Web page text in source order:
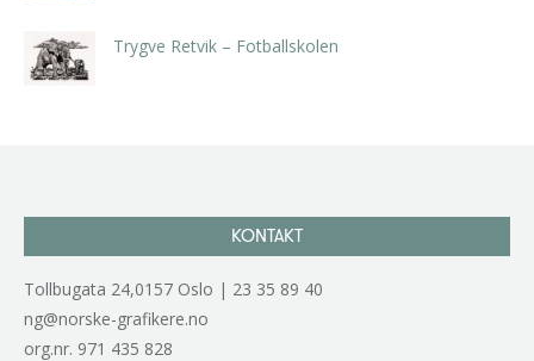
Trygve Retvik – Fotballskolen
KONTAKT
Tollbugata 24,0157 Oslo | 23 35 89 40
ng@norske-grafikere.no
org.nr. 971 435 828